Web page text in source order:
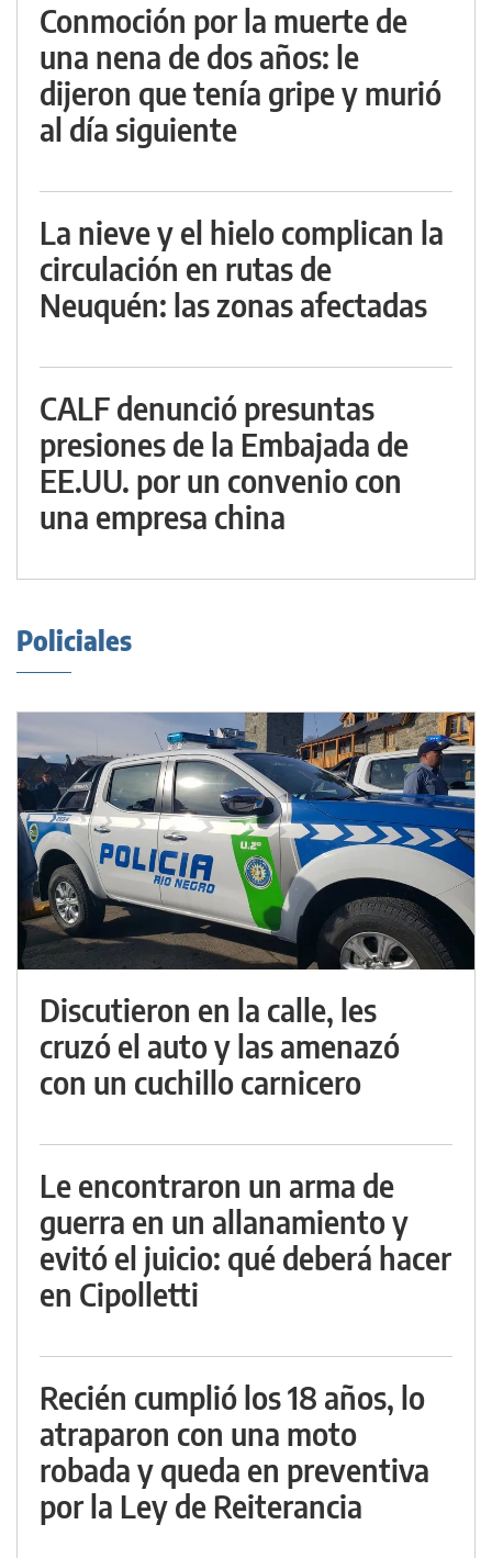
Conmoción por la muerte de
una nena de dos años: le
dijeron que tenía gripe y murió
al día siguiente
La nieve y el hielo complican la
circulación en rutas de
Neuquén: las zonas afectadas
CALF denunció presuntas
presiones de la Embajada de
EE.UU. por un convenio con
una empresa china
Policiales
Discutieron en la calle, les
cruzó el auto y las amenazó
con un cuchillo carnicero
Le encontraron un arma de
guerra en un allanamiento y
evitó el juicio: qué deberá hacer
en Cipolletti
Recién cumplió los 18 años, lo
atraparon con una moto
robada y queda en preventiva
por la Ley de Reiterancia